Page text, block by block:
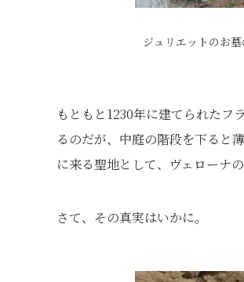
ジュリエットのお
もともと1230年に建てられたフ
るのだが、中庭の階段を下ると
に来る聖地として、ヴェローナ
さて、その真実はいかに。